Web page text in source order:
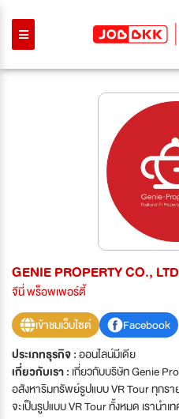
GENIE PROPERTY CO.,
จีนี่ พร็อพเพอร์ตี้
เข้าชมเว็บไซต์
Facebook
ประเภทธุรกิจ :ออนไลน์มีเดีย
เกี่ยวกับเรา : เกี่ยวกับบริษัท Genie Property
อสังหาริมทรัพย์รูปแบบ VR Tour ทุกรา
จะเป็นรูปแบบ VR Tour ทั้งหมด เรานำเ